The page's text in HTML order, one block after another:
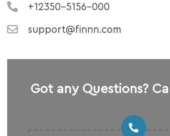
+12350-5156-000
support@finnn.com
Got any Questions?